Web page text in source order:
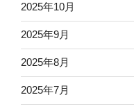
2025年10月
2025年9月
2025年8月
2025年7月